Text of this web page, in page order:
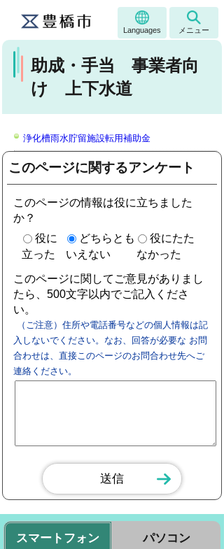
Languages メニュー
助成・手当 事業者向
け 上下水道
浄化槽雨水貯留施設転用補助金
このページに関するアンケート
このページの情報は役に立ちました
か？
役に
立った
どちらとも
いえない
役にたた
なかった
このページに関してご意見がありまし
たら、500文字以内でご記入くださ
い。
（ご注意）住所や電話番号などの個人情報は記
入しないでください。なお、回答が必要な お問
合わせは、直接このページのお問合わせ先へご
連絡ください。
スマートフォン パソコン